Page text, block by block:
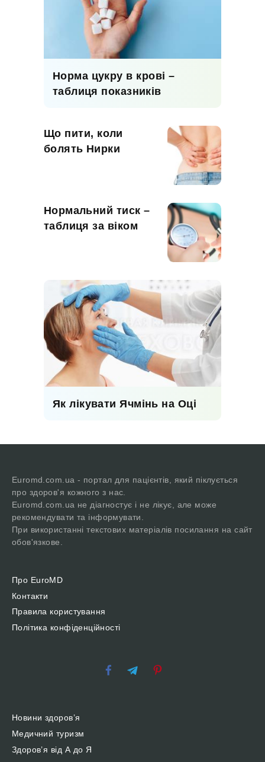
Норма цукру в крові –
таблиця показників
Що пити, коли
болять Нирки
Нормальний тиск –
таблиця за віком
Як лікувати Ячмінь на Оці
Euromd.com.ua - портал для пацієнтів, який піклується
про здоров'я кожного з нас.
Euromd.com.ua не діагностує і не лікує, але може
рекомендувати та інформувати.
При використанні текстових матеріалів посилання на сайт
обов'язкове.
Про EuroMD
Контакти
Правила користування
Політика конфіденційності
Новини здоров’я
Медичний туризм
Здоров’я від А до Я